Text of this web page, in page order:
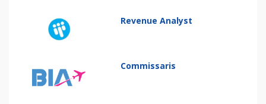
Revenue Analyst
Commissaris